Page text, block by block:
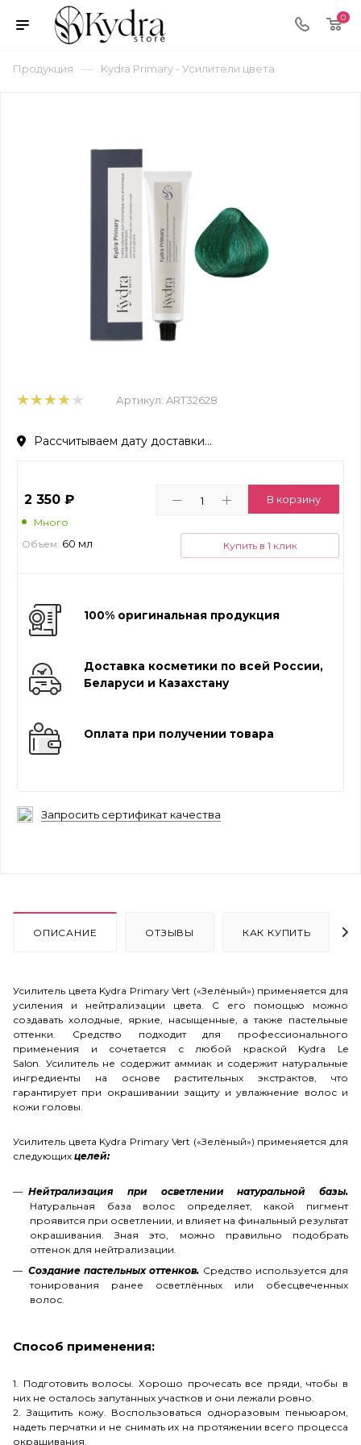
0
Продукция — Kydra Primary - Усилители цвета
Артикул: ART32628
Рассчитываем дату доставки...
2 350 ₽
Много
Объем: 60 мл
В корзину
Купить в 1 клик
100% оригинальная продукция
Доставка косметики по всей России,
Беларуси и Казахстану
Оплата при получении товара
Запросить сертификат качества
ОПИСАНИЕ ОТЗЫВЫ КАК КУПИТЬ
Усилитель цвета Kydra Primary Vert («Зелёный») применяется для
усиления и нейтрализации цвета. С его помощью можно
создавать холодные, яркие, насыщенные, а также пастельные
оттенки. Средство подходит для профессионального
применения и сочетается с любой краской Kydra Le
Salon. Усилитель не содержит аммиак и содержит натуральные
ингредиенты на основе растительных экстрактов, что
гарантирует при окрашивании защиту и увлажнение волос и
кожи головы.
Усилитель цвета Kydra Primary Vert («Зелёный») применяется для
следующих целей:
Нейтрализация при осветлении натуральной базы.
Натуральная база волос определяет, какой пигмент
проявится при осветлении, и влияет на финальный результат
окрашивания. Зная это, можно правильно подобрать
оттенок для нейтрализации.
Создание пастельных оттенков. Средство используется для
тонирования ранее осветлённых или обесцвеченных
волос.
Способ применения:
1. Подготовить волосы. Хорошо прочесать все пряди, чтобы в
них не осталось запутанных участков и они лежали ровно.
2. Защитить кожу. Воспользоваться одноразовым пеньюаром,
надеть перчатки и не снимать их на протяжении всего процесса
окрашивания.